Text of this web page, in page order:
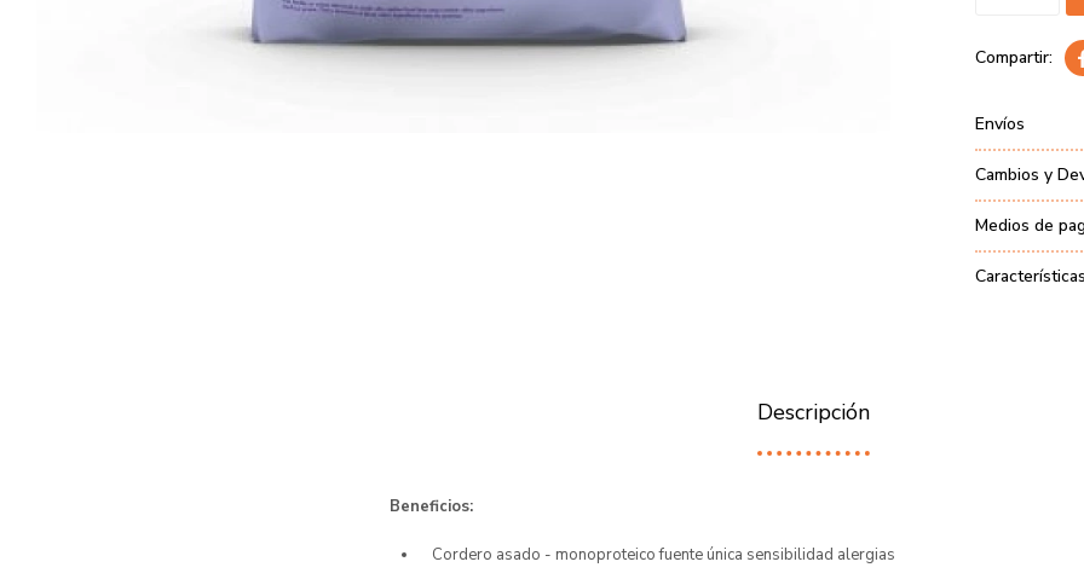
Envíos
Cambios y
Medios de
Características
Descripción
Beneficios:
Cordero asado - monoproteico fuente única sensibilidad alergias